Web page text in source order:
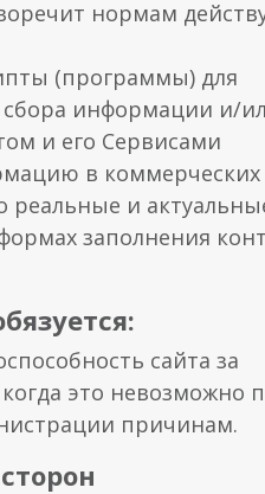
нормам
(программы) для
сбора информации и/
и его Сервисами
в коммерческих
реальные и
заполнения
сайта за
это невозможно
причинам.